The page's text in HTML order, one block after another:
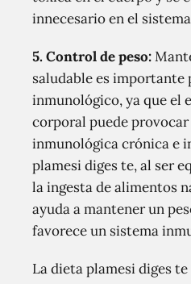
innecesario en el
5. Control de peso:
saludable es importante
inmunológico, ya que el
corporal puede
inmunológica crónica e
plamesi diges te, al ser
la ingesta de alimentos
ayuda a mantener un
favorece un sistema
La dieta plamesi diges